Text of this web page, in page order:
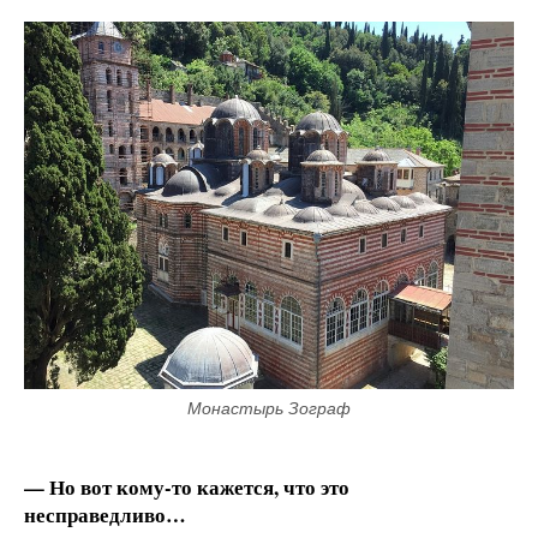
Монастырь Зограф
— Но вот кому-то кажется, что это
несправедливо…